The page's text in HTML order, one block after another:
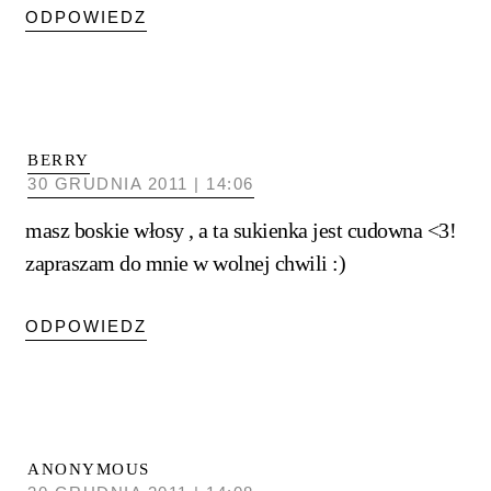
ODPOWIEDZ
BERRY
30 GRUDNIA 2011 | 14:06
masz boskie włosy , a ta sukienka jest cudowna <3!
zapraszam do mnie w wolnej chwili :)
ODPOWIEDZ
ANONYMOUS